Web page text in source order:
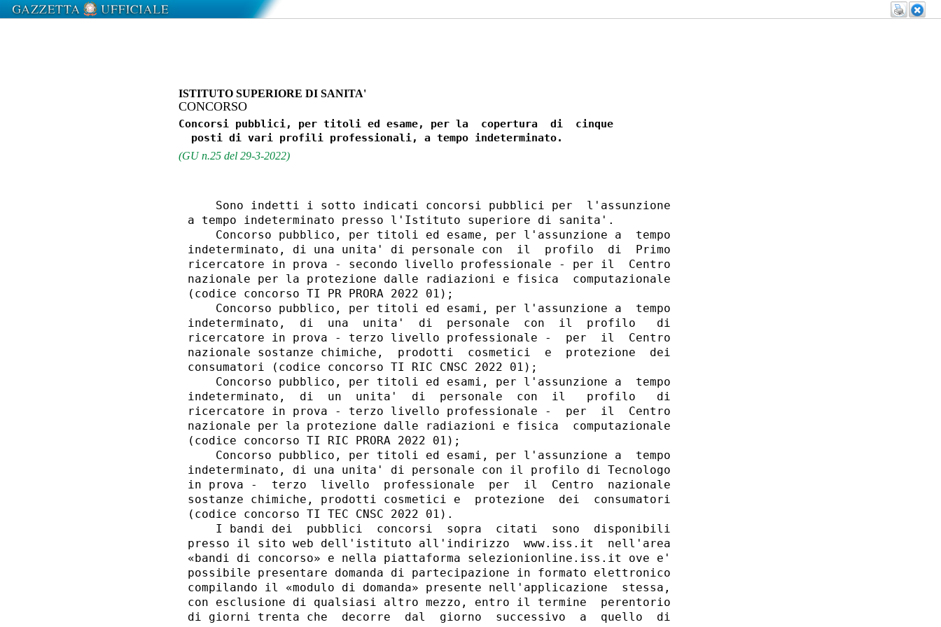
ISTITUTO SUPERIORE DI SANITA'
CONCORSO
Concorsi pubblici, per titoli ed esame, per la  copertura  di  cinque
(GU n.25 del 29-3-2022)
    Sono indetti i sotto indicati concorsi pubblici per  l'assunzione
a tempo indeterminato presso l'Istituto superiore di sanita'.
    Concorso pubblico, per titoli ed esame, per l'assunzione a  tempo
indeterminato, di una unita' di personale con  il  profilo  di  Primo
ricercatore in prova - secondo livello professionale - per il  Centro
nazionale per la protezione dalle radiazioni e fisica  computazionale
(codice concorso TI PR PRORA 2022 01);
    Concorso pubblico, per titoli ed esami, per l'assunzione a  tempo
indeterminato,  di  una  unita'  di  personale  con  il  profilo   di
ricercatore in prova - terzo livello professionale -  per  il  Centro
nazionale sostanze chimiche,  prodotti  cosmetici  e  protezione  dei
consumatori (codice concorso TI RIC CNSC 2022 01);
    Concorso pubblico, per titoli ed esami, per l'assunzione a  tempo
indeterminato,  di  un  unita'  di  personale  con  il   profilo   di
ricercatore in prova - terzo livello professionale -  per  il  Centro
nazionale per la protezione dalle radiazioni e fisica  computazionale
(codice concorso TI RIC PRORA 2022 01);
    Concorso pubblico, per titoli ed esami, per l'assunzione a  tempo
indeterminato, di una unita' di personale con il profilo di Tecnologo
in prova -  terzo  livello  professionale  per  il  Centro  nazionale
sostanze chimiche, prodotti cosmetici e  protezione  dei  consumatori
(codice concorso TI TEC CNSC 2022 01).
    I bandi dei  pubblici  concorsi  sopra  citati  sono  disponibili
presso il sito web dell'istituto all'indirizzo  www.iss.it  nell'area
«bandi di concorso» e nella piattaforma selezionionline.iss.it ove e'
possibile presentare domanda di partecipazione in formato elettronico
compilando il «modulo di domanda» presente nell'applicazione  stessa,
con esclusione di qualsiasi altro mezzo, entro il termine  perentorio
di giorni trenta che  decorre  dal  giorno  successivo  a  quello  di